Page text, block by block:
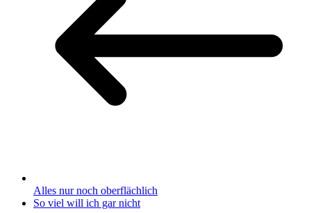
Alles nur noch oberflächlich
So viel will ich gar nicht